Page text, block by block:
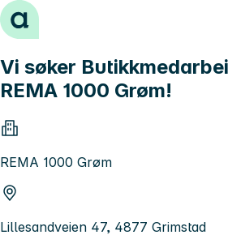
Hopp til innhold
Vi søker
REMA 1000 Grøm!
REMA 1000 Grøm
Lillesandveien 47, 4877 Grimstad